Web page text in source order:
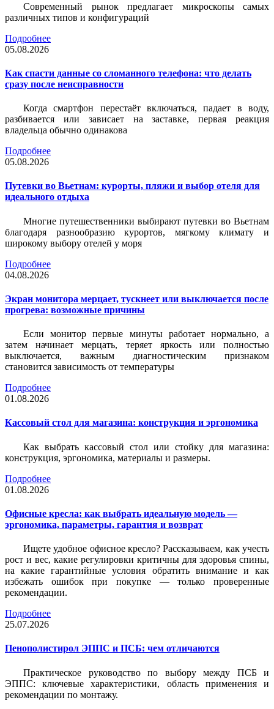
Современный рынок предлагает микроскопы самых
различных типов и конфигураций
Подробнее
05.08.2026
Как спасти данные со сломанного телефона: что делать
сразу после неисправности
Когда смартфон перестаёт включаться, падает в воду,
разбивается или зависает на заставке, первая реакция
владельца обычно одинакова
Подробнее
05.08.2026
Путевки во Вьетнам: курорты, пляжи и выбор отеля для
идеального отдыха
Многие путешественники выбирают путевки во Вьетнам
благодаря разнообразию курортов, мягкому климату и
широкому выбору отелей у моря
Подробнее
04.08.2026
Экран монитора мерцает, тускнеет или выключается после
прогрева: возможные причины
Если монитор первые минуты работает нормально, а
затем начинает мерцать, теряет яркость или полностью
выключается, важным диагностическим признаком
становится зависимость от температуры
Подробнее
01.08.2026
Кассовый стол для магазина: конструкция и эргономика
Как выбрать кассовый стол или стойку для магазина:
конструкция, эргономика, материалы и размеры.
Подробнее
01.08.2026
Офисные кресла: как выбрать идеальную модель —
эргономика, параметры, гарантия и возврат
Ищете удобное офисное кресло? Рассказываем, как учесть
рост и вес, какие регулировки критичны для здоровья спины,
на какие гарантийные условия обратить внимание и как
избежать ошибок при покупке — только проверенные
рекомендации.
Подробнее
25.07.2026
Пенополистирол ЭППС и ПСБ: чем отличаются
Практическое руководство по выбору между ПСБ и
ЭППС: ключевые характеристики, область применения и
рекомендации по монтажу.